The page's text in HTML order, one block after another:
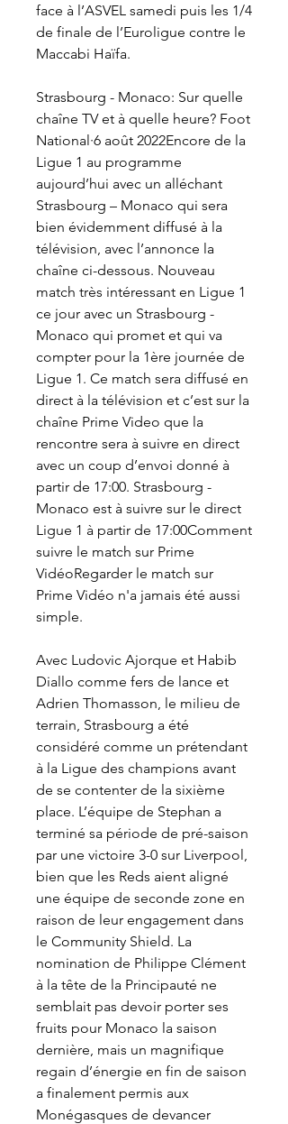
face à l’ASVEL samedi puis les 1/4
de finale de l’Euroligue contre le
Maccabi Haïfa.
Strasbourg - Monaco: Sur quelle
chaîne TV et à quelle heure? Foot
National·6 août 2022Encore de la
Ligue 1 au programme
aujourd’hui avec un alléchant
Strasbourg – Monaco qui sera
bien évidemment diffusé à la
télévision, avec l’annonce la
chaîne ci-dessous. Nouveau
match très intéressant en Ligue 1
ce jour avec un Strasbourg -
Monaco qui promet et qui va
compter pour la 1ère journée de
Ligue 1. Ce match sera diffusé en
direct à la télévision et c’est sur la
chaîne Prime Video que la
rencontre sera à suivre en direct
avec un coup d’envoi donné à
partir de 17:00. Strasbourg -
Monaco est à suivre sur le direct
Ligue 1 à partir de 17:00Comment
suivre le match sur Prime
VidéoRegarder le match sur
Prime Vidéo n'a jamais été aussi
simple.
Avec Ludovic Ajorque et Habib
Diallo comme fers de lance et
Adrien Thomasson, le milieu de
terrain, Strasbourg a été
considéré comme un prétendant
à la Ligue des champions avant
de se contenter de la sixième
place. L’équipe de Stephan a
terminé sa période de pré-saison
par une victoire 3-0 sur Liverpool,
bien que les Reds aient aligné
une équipe de seconde zone en
raison de leur engagement dans
le Community Shield. La
nomination de Philippe Clément
à la tête de la Principauté ne
semblait pas devoir porter ses
fruits pour Monaco la saison
dernière, mais un magnifique
regain d’énergie en fin de saison
a finalement permis aux
Monégasques de devancer